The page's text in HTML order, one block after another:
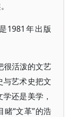
1981年出版
很活泼的文艺
艺术史把文
还是美学，
“文革”的浩